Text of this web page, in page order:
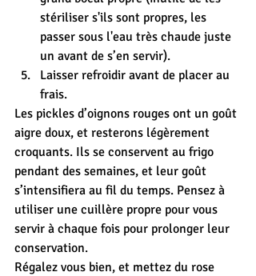
stériliser s'ils sont propres, les
passer sous l'eau très chaude juste
un avant de s’en servir).
Laisser refroidir avant de placer au
frais.
Les pickles d’oignons rouges ont un goût
aigre doux, et resterons légèrement
croquants. Ils se conservent au frigo
pendant des semaines, et leur goût
s’intensifiera au fil du temps. Pensez à
utiliser une cuillère propre pour vous
servir à chaque fois pour prolonger leur
conservation.
Régalez vous bien, et mettez du rose